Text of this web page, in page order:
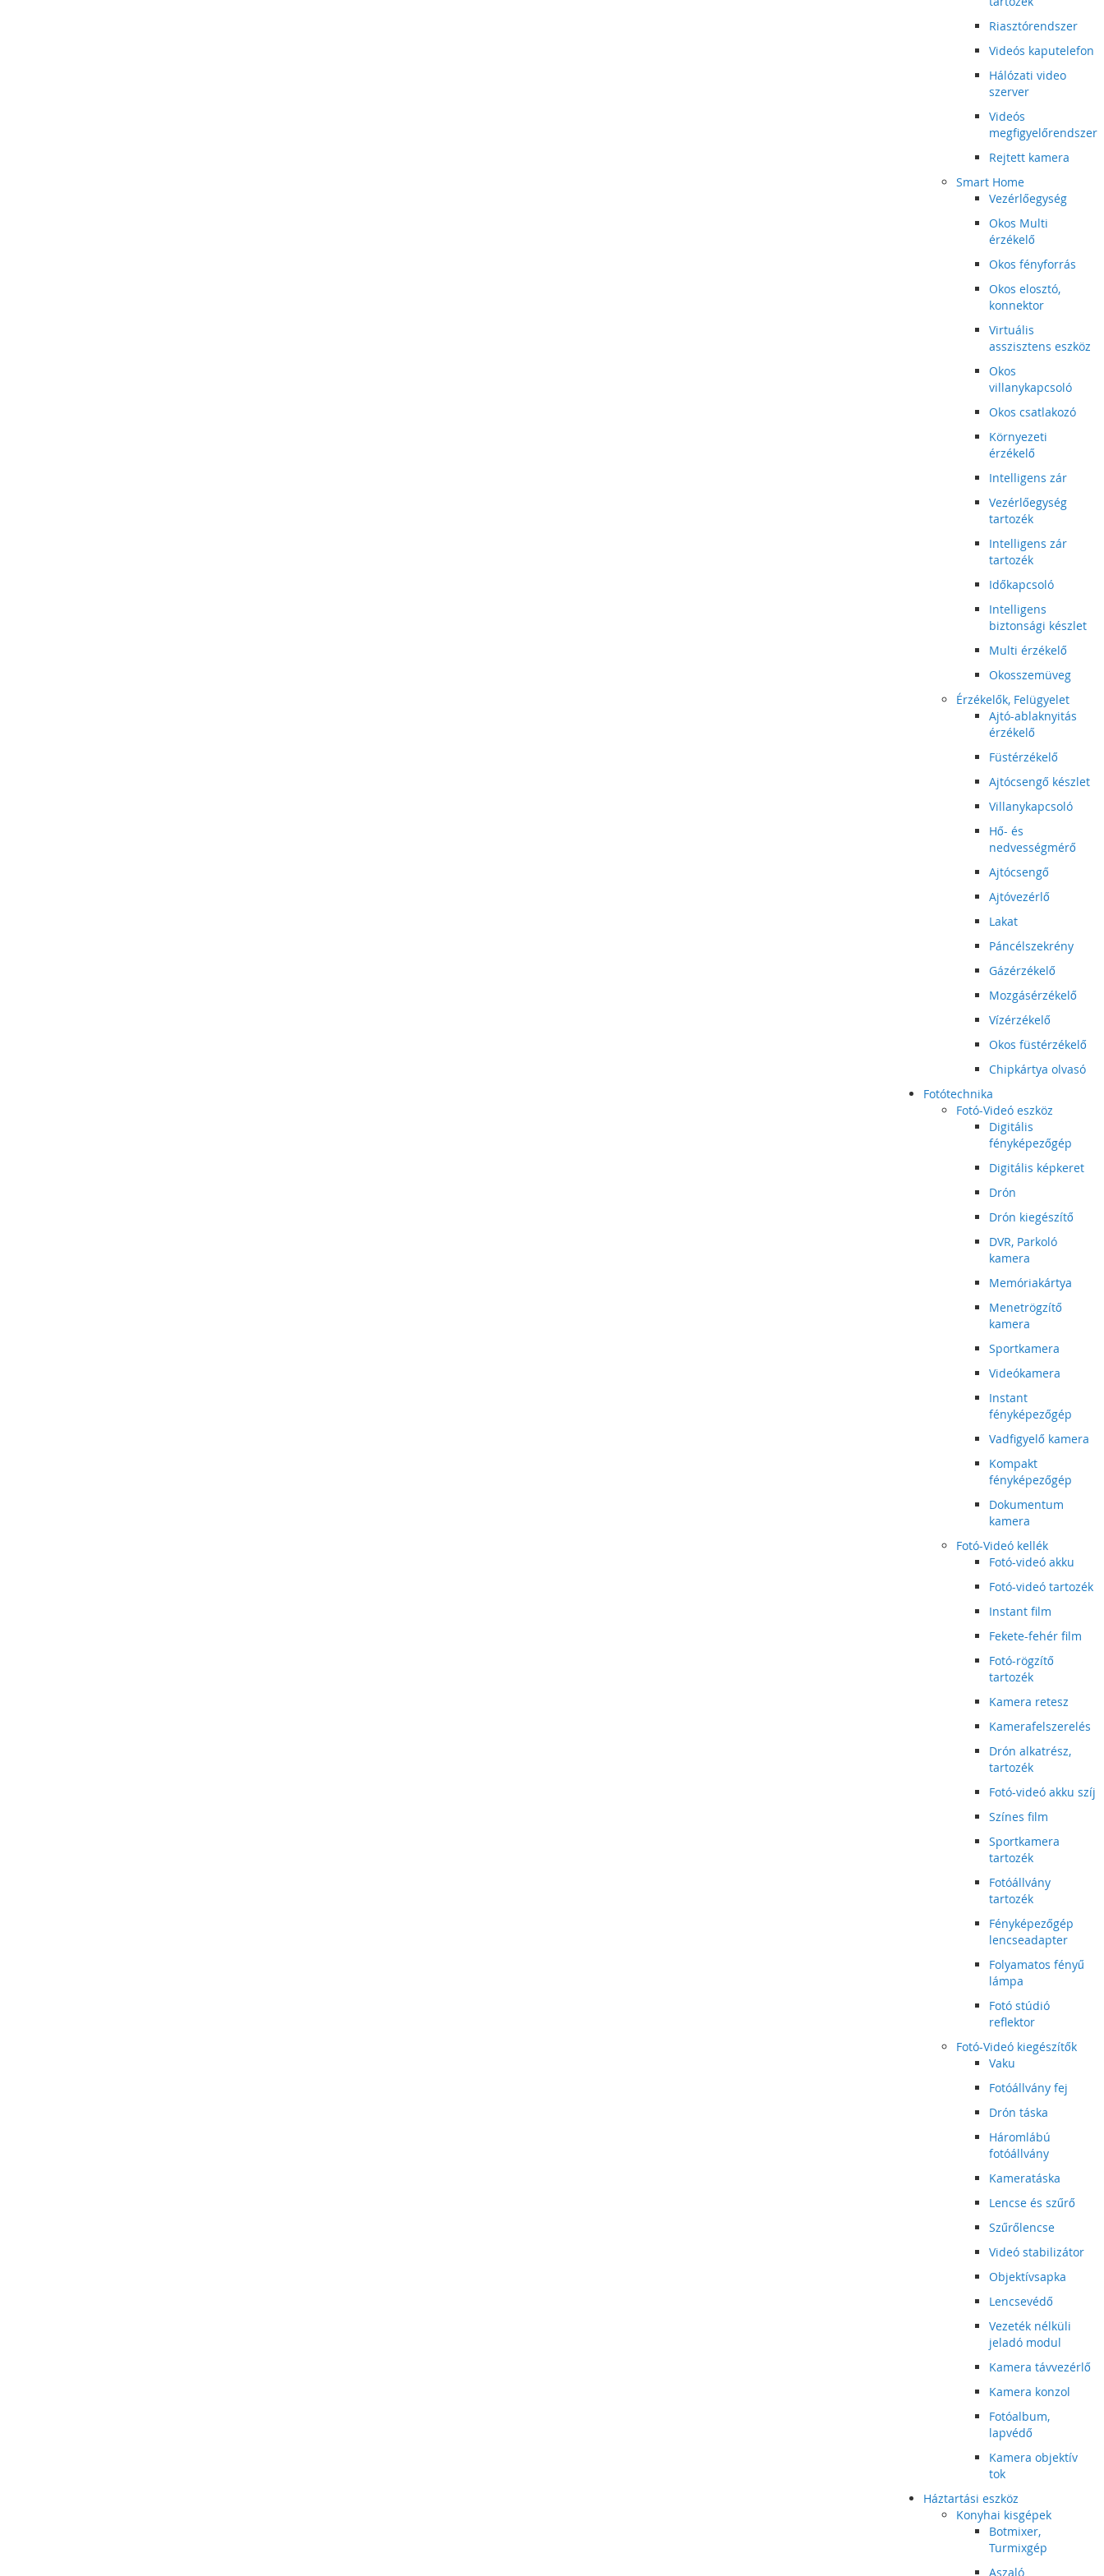
Riasztórendszer
Videós kaputelefon
Hálózati video
szerver
Videós
megfigyelőrendszer
Rejtett kamera
Smart Home
Vezérlőegység
Okos Multi
érzékelő
Okos fényforrás
Okos elosztó,
konnektor
Virtuális
asszisztens eszköz
Okos
villanykapcsoló
Okos csatlakozó
Környezeti
érzékelő
Intelligens zár
Vezérlőegység
tartozék
Intelligens zár
tartozék
Időkapcsoló
Intelligens
biztonsági készlet
Multi érzékelő
Okosszemüveg
Érzékelők, Felügyelet
Ajtó-ablaknyitás
érzékelő
Füstérzékelő
Ajtócsengő készlet
Villanykapcsoló
Hő- és
nedvességmérő
Ajtócsengő
Ajtóvezérlő
Lakat
Páncélszekrény
Gázérzékelő
Mozgásérzékelő
Vízérzékelő
Okos füstérzékelő
Chipkártya olvasó
Fotótechnika
Fotó-Videó eszköz
Digitális
fényképezőgép
Digitális képkeret
Drón
Drón kiegészítő
DVR, Parkoló
kamera
Memóriakártya
Menetrögzítő
kamera
Sportkamera
Videókamera
Instant
fényképezőgép
Vadfigyelő kamera
Kompakt
fényképezőgép
Dokumentum
kamera
Fotó-Videó kellék
Fotó-videó akku
Fotó-videó tartozék
Instant film
Fekete-fehér film
Fotó-rögzítő
tartozék
Kamera retesz
Kamerafelszerelés
Drón alkatrész,
tartozék
Fotó-videó akku szíj
Színes film
Sportkamera
tartozék
Fotóállvány
tartozék
Fényképezőgép
lencseadapter
Folyamatos fényű
lámpa
Fotó stúdió
reflektor
Fotó-Videó kiegészítők
Vaku
Fotóállvány fej
Drón táska
Háromlábú
fotóállvány
Kameratáska
Lencse és szűrő
Szűrőlencse
Videó stabilizátor
Objektívsapka
Lencsevédő
Vezeték nélküli
jeladó modul
Kamera távvezérlő
Kamera konzol
Fotóalbum,
lapvédő
Kamera objektív
tok
Háztartási eszköz
Konyhai kisgépek
Botmixer,
Turmixgép
Aszaló